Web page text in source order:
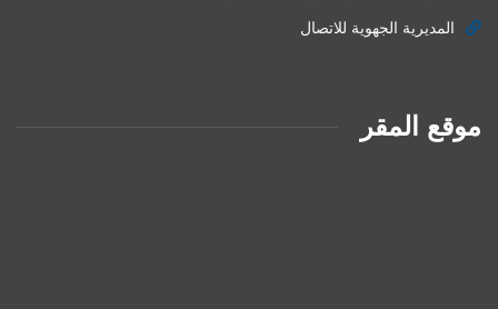
المديرية الجهوية للاتصال
موقع المقر